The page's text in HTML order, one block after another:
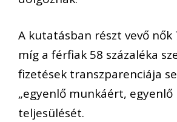
A kutatásban részt vevő nők
míg a férfiak 58 százaléka
fizetések transzparenciája
„egyenlő munkáért, egyenlő
teljesülését.